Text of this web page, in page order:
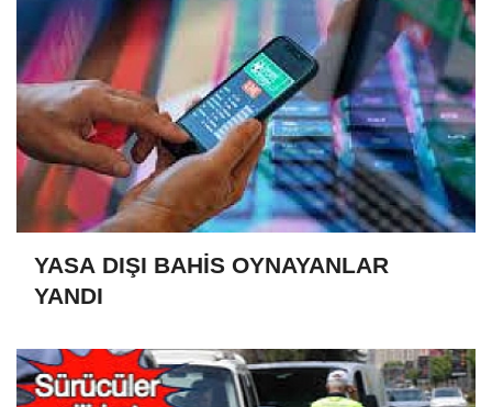
YASA DIŞI BAHİS OYNAYANLAR
YANDI